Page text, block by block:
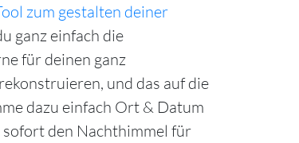
zum gestalten deiner
ganz einfach die
für deinen ganz
und das auf die
dazu einfach Ort & Datum
den Nachthimmel für